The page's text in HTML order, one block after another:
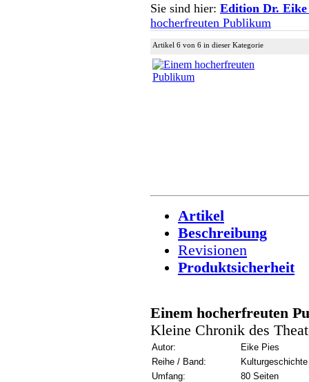
Sie sind hier: Edition Dr. Eike
hocherfreuten Publikum
Artikel 6 von 6 in dieser Kategorie
Artikel
Beschreibung
Revisionen
Produktsicherheit
Einem hocherfreuten
Kleine Chronik des
Autor:
Eike Pies
Reihe / Band:
Umfang:
80 Seiten